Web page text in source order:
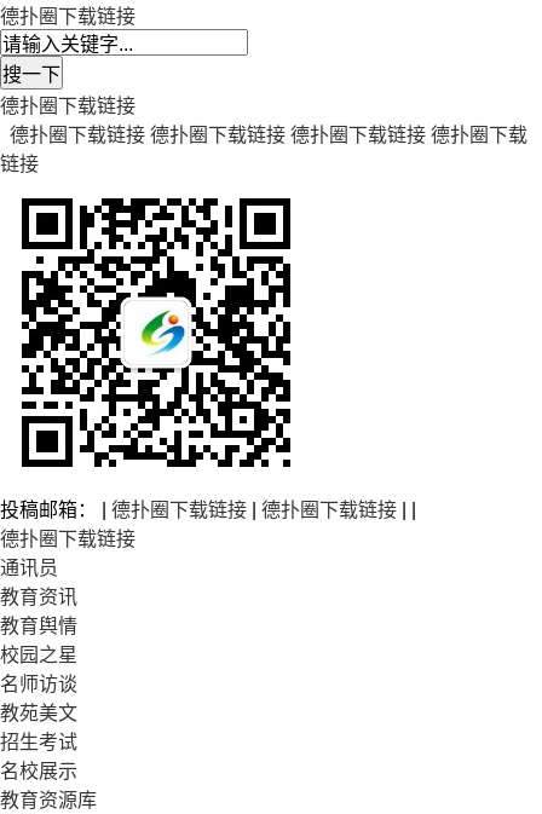
德扑圈下载链接
德扑圈下载链接
德扑圈下载链接 德扑圈下载链接 德扑圈下载链接 德扑圈下载
链接
投稿邮箱： | 德扑圈下载链接 德扑圈下载链接
德扑圈下载链接
通讯员
教育资讯
教育舆情
校园之星
名师访谈
教苑美文
招生考试
名校展示
教育资源库